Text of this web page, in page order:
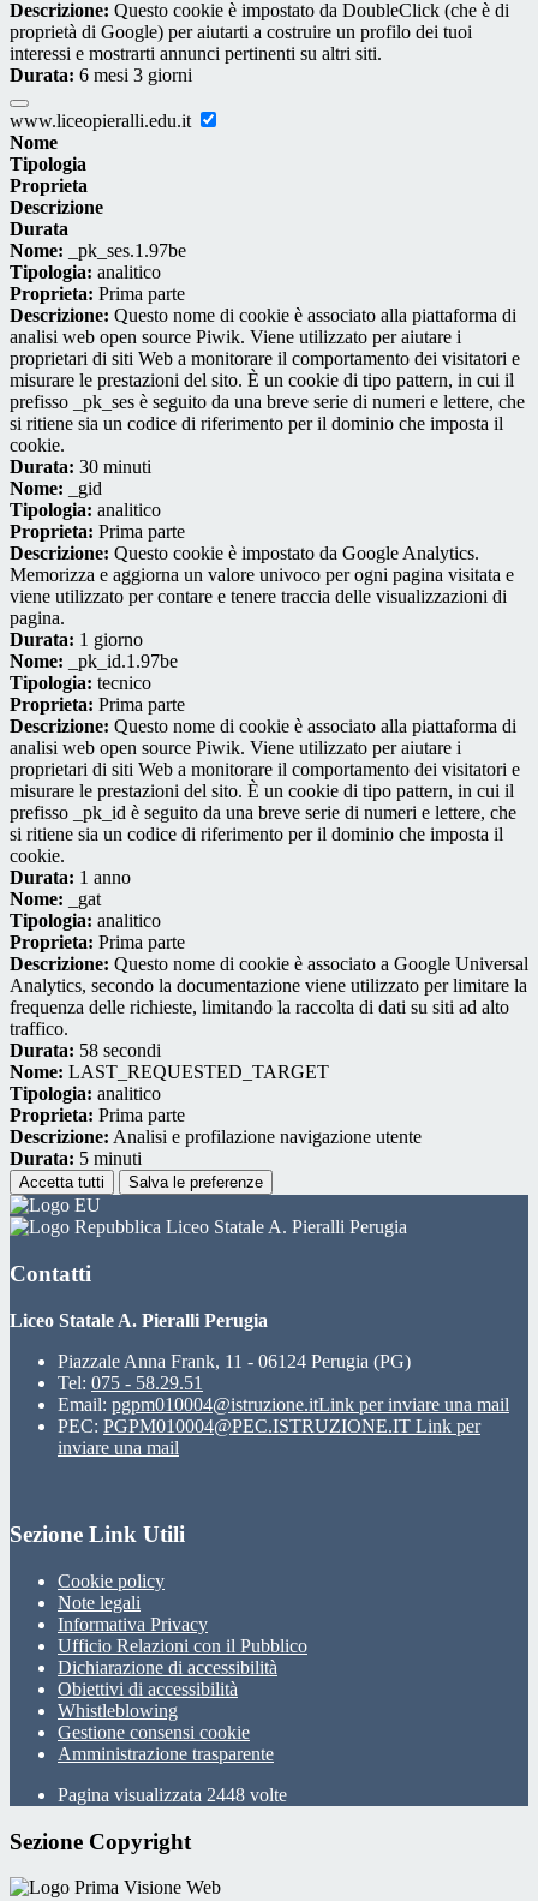
Descrizione: Questo cookie è impostato da DoubleClick (che è di
proprietà di Google) per aiutarti a costruire un profilo dei tuoi
interessi e mostrarti annunci pertinenti su altri siti.
Durata: 6 mesi 3 giorni
www.liceopieralli.edu.it
Nome
Tipologia
Proprieta
Descrizione
Durata
Nome: _pk_ses.1.97be
Tipologia: analitico
Proprieta: Prima parte
Descrizione: Questo nome di cookie è associato alla piattaforma di
analisi web open source Piwik. Viene utilizzato per aiutare i
proprietari di siti Web a monitorare il comportamento dei visitatori e
misurare le prestazioni del sito. È un cookie di tipo pattern, in cui il
prefisso _pk_ses è seguito da una breve serie di numeri e lettere, che
si ritiene sia un codice di riferimento per il dominio che imposta il
cookie.
Durata: 30 minuti
Nome: _gid
Tipologia: analitico
Proprieta: Prima parte
Descrizione: Questo cookie è impostato da Google Analytics.
Memorizza e aggiorna un valore univoco per ogni pagina visitata e
viene utilizzato per contare e tenere traccia delle visualizzazioni di
pagina.
Durata: 1 giorno
Nome: _pk_id.1.97be
Tipologia: tecnico
Proprieta: Prima parte
Descrizione: Questo nome di cookie è associato alla piattaforma di
analisi web open source Piwik. Viene utilizzato per aiutare i
proprietari di siti Web a monitorare il comportamento dei visitatori e
misurare le prestazioni del sito. È un cookie di tipo pattern, in cui il
prefisso _pk_id è seguito da una breve serie di numeri e lettere, che
si ritiene sia un codice di riferimento per il dominio che imposta il
cookie.
Durata: 1 anno
Nome: _gat
Tipologia: analitico
Proprieta: Prima parte
Descrizione: Questo nome di cookie è associato a Google Universal
Analytics, secondo la documentazione viene utilizzato per limitare la
frequenza delle richieste, limitando la raccolta di dati su siti ad alto
traffico.
Durata: 58 secondi
Nome: LAST_REQUESTED_TARGET
Tipologia: analitico
Proprieta: Prima parte
Descrizione: Analisi e profilazione navigazione utente
Durata: 5 minuti
Accetta tutti Salva le preferenze
Liceo Statale A. Pieralli Perugia
Contatti
Liceo Statale A. Pieralli Perugia
Piazzale Anna Frank, 11 - 06124 Perugia (PG)
Tel: 075 - 58.29.51
Email: pgpm010004@istruzione.itLink per inviare una mail
PEC: PGPM010004@PEC.ISTRUZIONE.IT Link per
inviare una mail
Sezione Link Utili
Cookie policy
Note legali
Informativa Privacy
Ufficio Relazioni con il Pubblico
Dichiarazione di accessibilità
Obiettivi di accessibilità
Whistleblowing
Gestione consensi cookie
Amministrazione trasparente
Pagina visualizzata 2448 volte
Sezione Copyright